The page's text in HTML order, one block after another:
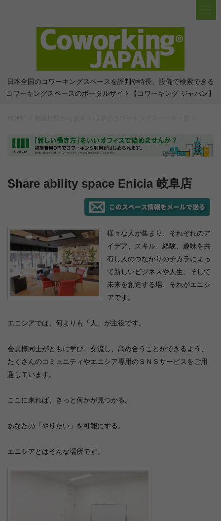
日本全国のコワーキングスペースを評判や特長、設備で検索できる
コワーキングスペースのポータルサイト【コワーキング ジャパン】
Share ability space Enicia 岐阜店
様々な人が集まり、それぞれのア
イデア、スキル、経験、趣味を共
有し人のつながりのチカラによっ
て新しいビジネスや人生、そして
未来を創造する場、それがエニシ
アです。
エニシアでは、何よりも「人」が主役です。
会員様同士がともに学び、交流し、高め合うことができるよう、
たくさんのコミュニティやエニシア専用のＳＮＳサービスをご用
意しています。
ここに来れば、きっと何かが見つかる。
あなたの「やりたい」を可能にする。
エニシアとはそんな場所です。